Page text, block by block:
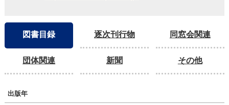
図書目録 逐次刊行物 同窓会関連
団体関連 新聞 その他
出版年